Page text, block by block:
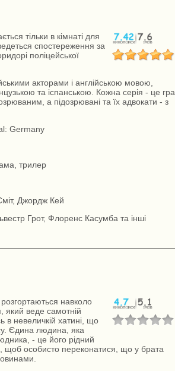
тільки в кімнаті для
спостереження за
поліцейської
акторами і англійською мовою,
та іспанською. Кожна серія - це гра.
а підозрювані та їх адвокати - з
Germany
трилер
Джордж Кей
Грот, Флоренс Касумба та інші
розгортаються навколо
веде самотній
в невеличкій хатині, що
Єдина людина, яка
- це його рідний
щоб особисто переконатися, що у брата